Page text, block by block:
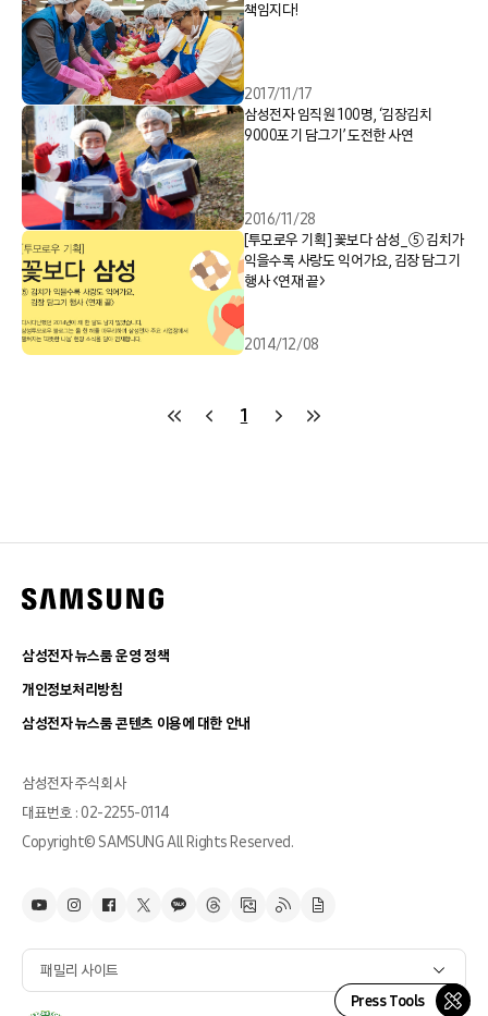
책임지다!
2017/11/17
삼성전자 임직원 100명, ‘김장김치
9000포기 담그기’ 도전한 사연
2016/11/28
[투모로우 기획] 꽃보다 삼성_⑤ 김치가
익을수록 사랑도 익어가요, 김장 담그기
행사 <연재 끝>
2014/12/08
1
Press Tools
삼성전자 뉴스룸 운영 정책
개인정보처리방침
삼성전자 뉴스룸 콘텐츠 이용에 대한 안내
삼성전자 주식회사
대표번호 : 02-2255-0114
Copyright© SAMSUNG All Rights Reserved.
패밀리 사이트